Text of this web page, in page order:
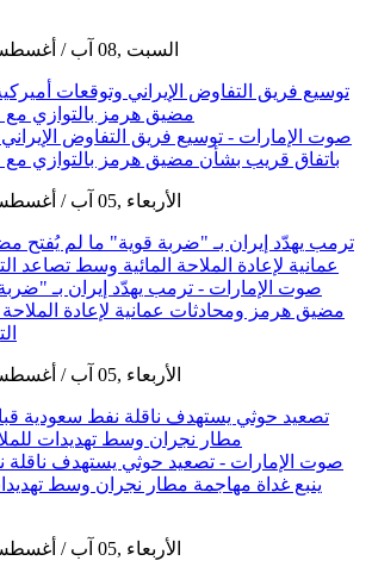
GMT 20:55 2026 السبت ,08 آب / أغسطس
توسيع فريق التفاوض الإيراني وتوقعات
مضيق هرمز بالتوازي مع
GMT 21:58 2026 الأربعاء ,05 آب / أغسطس
ترمب يهدّد إيران بـ "ضربة قوية" ما لم يُفتح
عمانية لإعادة الملاحة المائية وسط تصاعد
GMT 20:02 2026 الأربعاء ,05 آب / أغسطس
تصعيد حوثي يستهدف ناقلة نفط سعودية
مطار نجران وسط تهديدات
GMT 19:57 2026 الأربعاء ,05 آب / أغسطس